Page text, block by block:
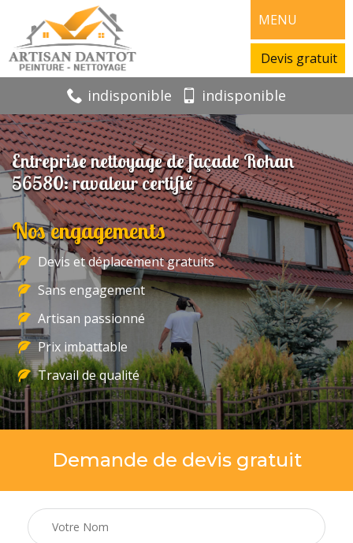
MENU
Devis gratuit
indisponible indisponible
Entreprise nettoyage de façade Rohan
56580: ravaleur certifié
Nos engagements
Devis et déplacement gratuits
Sans engagement
Artisan passionné
Prix imbattable
Travail de qualité
Demande de devis gratuit